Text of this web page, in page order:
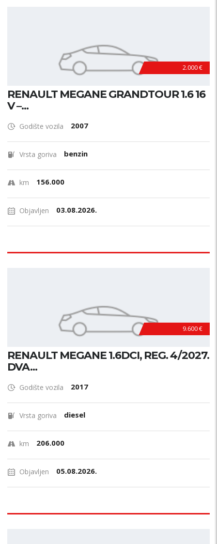
2.000 €
RENAULT MEGANE GRANDTOUR 1.6 16
V –...
Godište vozila 2007
Vrsta goriva benzin
km 156.000
Objavljen 03.08.2026.
9.600 €
RENAULT MEGANE 1.6DCI, REG. 4/2027.
DVA...
Godište vozila 2017
Vrsta goriva diesel
km 206.000
Objavljen 05.08.2026.